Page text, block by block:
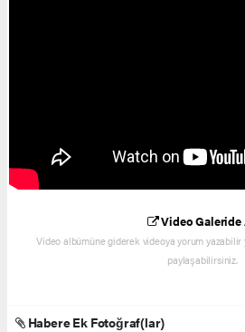
Video Galeride
Video albümüne giderek videoya yorum yazabilir
paylaşabilirsiniz.
Habere Ek Fotoğraf(lar)